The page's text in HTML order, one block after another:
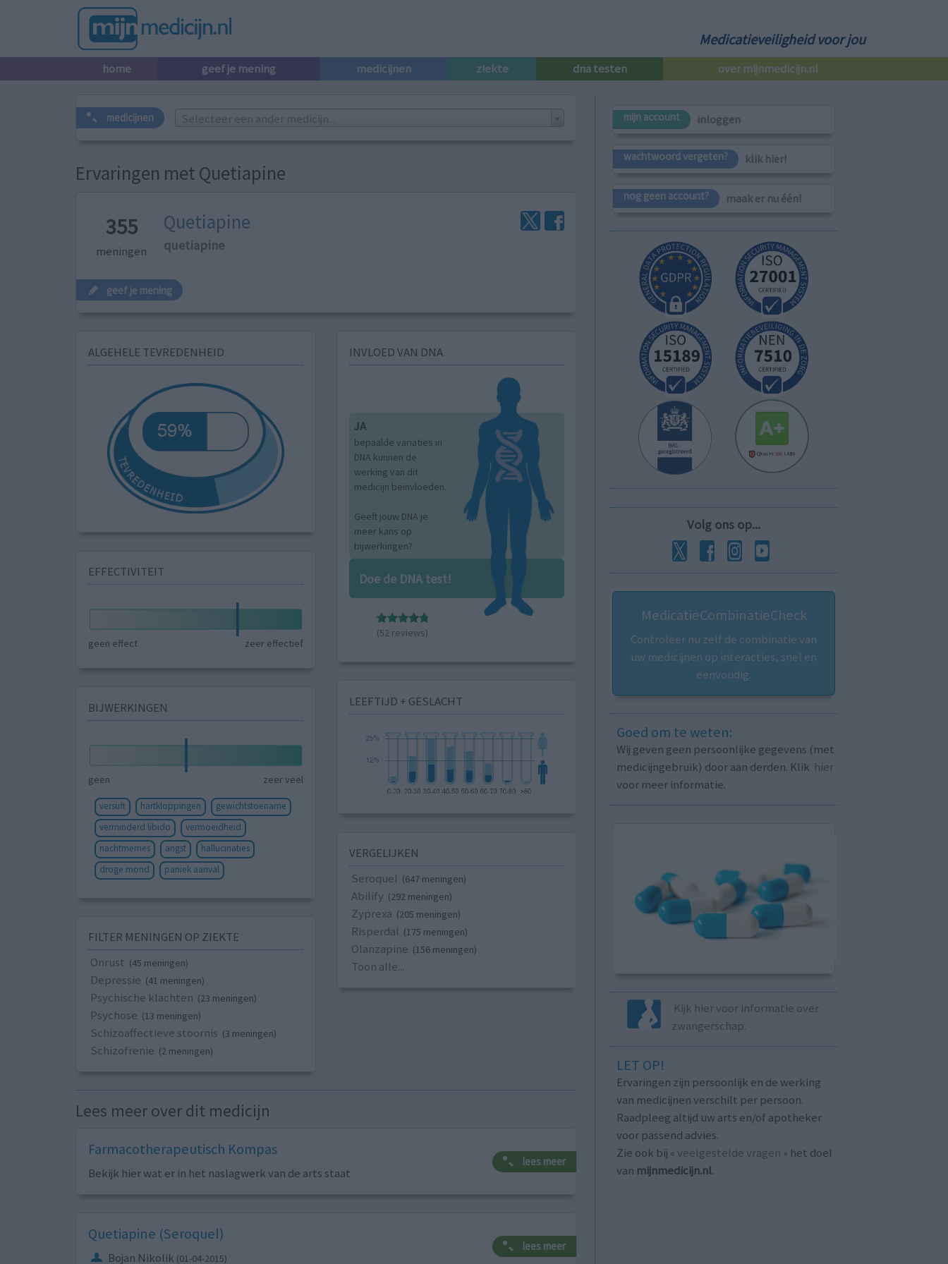
Medicatieveiligheid voor jou
home geef je mening medicijnen ziekte dna testen over mijnmedicijn.nl
medicijnen Selecteer een ander medicijn...
Ervaringen met Quetiapine
355
meningen
Quetiapine
quetiapine
geef je mening
ALGEHELE TEVREDENHEID
EFFECTIVITEIT
geen effect zeer effectief
BIJWERKINGEN
geen zeer veel
versuft hartkloppingen
gewichtstoename
verminderd libido
vermoeidheid
nachtmerries
angst
hallucinaties
droge mond
paniek aanval
FILTER MENINGEN OP ZIEKTE
Onrust (45 meningen)
Depressie (41 meningen)
Psychische klachten (23 meningen)
Psychose (13 meningen)
Schizoaffectieve stoornis (3 meningen)
Schizofrenie (2 meningen)
INVLOED VAN DNA
JA
bepaalde variaties in
DNA kunnen de
werking van dit
medicijn beïnvloeden.
Geeft jouw DNA je
meer kans op
bijwerkingen?
Doe de DNA test!
(52 reviews)
LEEFTIJD + GESLACHT
VERGELIJKEN
Seroquel (647 meningen)
Abilify (292 meningen)
Zyprexa (205 meningen)
Risperdal (175 meningen)
Olanzapine (156 meningen)
Toon alle...
Lees meer over dit medicijn
Farmacotherapeutisch Kompas
Bekijk hier wat er in het naslagwerk van de arts staat
lees meer
Quetiapine (Seroquel)
Bojan Nikolik (01-04-2015)
lees meer
mijn account inloggen
wachtwoord vergeten? klik hier!
nog geen account? maak er nu één!
Volg ons op...
MedicatieCombinatieCheck
Controleer nu zelf de combinatie van
uw medicijnen op interacties, snel en
eenvoudig.
Goed om te weten:
Wij geven geen persoonlijke gegevens (met
medicijngebruik) door aan derden. Klik hier
voor meer informatie.
Kijk hier voor informatie over
zwangerschap.
LET OP!
Ervaringen zijn persoonlijk en de werking
van medicijnen verschilt per persoon.
Raadpleeg altijd uw arts en/of apotheker
voor passend advies.
Zie ook bij « veelgestelde vragen » het doel
van mijnmedicijn.nl.